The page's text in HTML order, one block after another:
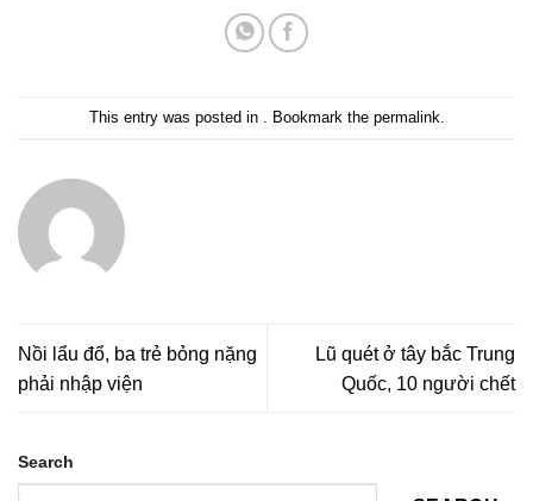
This entry was posted in . Bookmark the permalink
Nồi lẩu đổ, ba trẻ bỏng nặng
phải nhập viện
Lũ quét ở tây bắc Trung
Quốc, 10 người chết
Search